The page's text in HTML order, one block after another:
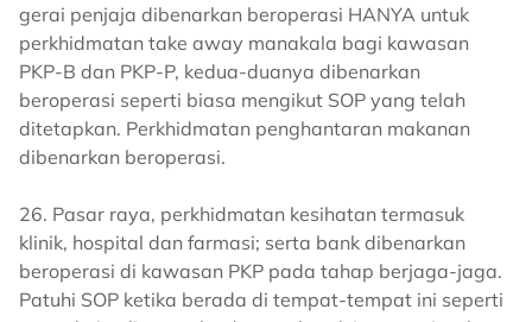
gerai penjaja dibenarkan beroperasi HANYA untuk
perkhidmatan take away manakala bagi kawasan
PKP-B dan PKP-P, kedua-duanya dibenarkan
beroperasi seperti biasa mengikut SOP yang telah
ditetapkan. Perkhidmatan penghantaran makanan
dibenarkan beroperasi.
26. Pasar raya, perkhidmatan kesihatan termasuk
klinik, hospital dan farmasi; serta bank dibenarkan
beroperasi di kawasan PKP pada tahap berjaga-jaga.
Patuhi SOP ketika berada di tempat-tempat ini seperti